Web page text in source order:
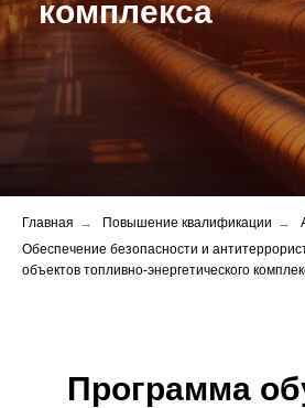
комплекса
Главная → Повышение квалификации →
Обеспечение безопасности и
объектов топливно-энергетического
Программа